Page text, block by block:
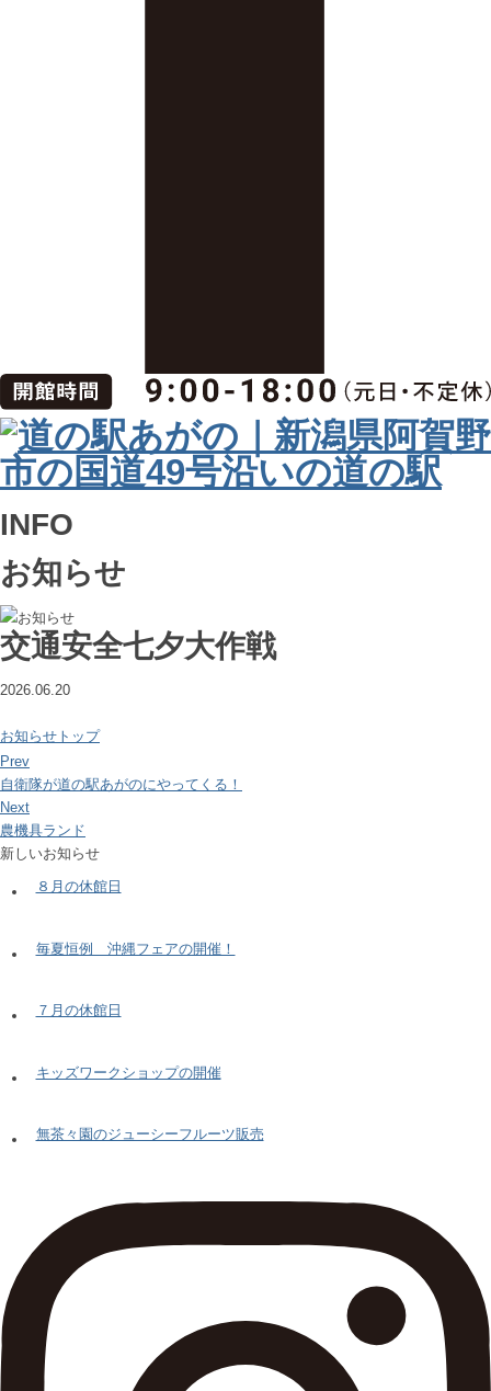
INFO
お知らせ
交通安全七夕大作戦
2026.06.20
お知らせトップ
Prev
自衛隊が道の駅あがのにやってくる！
Next
農機具ランド
新しいお知らせ
８月の休館日
毎夏恒例 沖縄フェアの開催！
７月の休館日
キッズワークショップの開催
無茶々園のジューシーフルーツ販売